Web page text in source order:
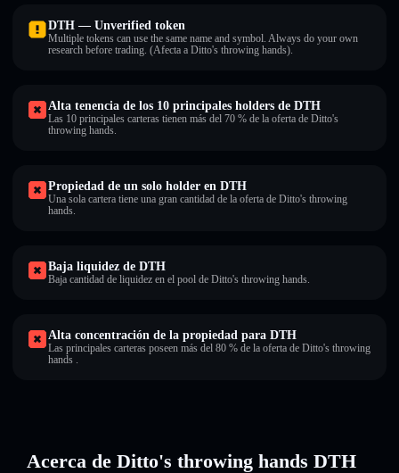
DTH — Unverified token
Multiple tokens can use the same name and symbol. Always do your own
research before trading. (Afecta a Ditto's throwing hands).
Alta tenencia de los 10 principales holders de DTH
Las 10 principales carteras tienen más del 70 % de la oferta de Ditto's
throwing hands.
Propiedad de un solo holder en DTH
Una sola cartera tiene una gran cantidad de la oferta de Ditto's throwing
hands.
Baja liquidez de DTH
Baja cantidad de liquidez en el pool de Ditto's throwing hands.
Alta concentración de la propiedad para DTH
Las principales carteras poseen más del 80 % de la oferta de Ditto's throwing
hands .
Acerca de Ditto's throwing hands DTH